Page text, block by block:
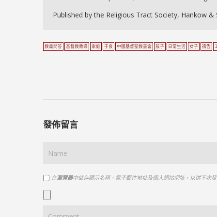
Published by the Religious Tract Society, Hankow &
教義問答 基督教教導 家庭 于良 中國基督聖教書會 孩子 日常生活 女子 禱告
發佈留言
在瀏覽器中儲存顯示名稱、電子郵件地址及個人網站網址，以供下次